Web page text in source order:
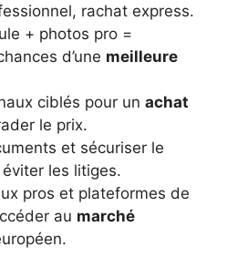
rachat express.
+ photos pro =
d’une meilleure
ciblés pour un achat
le prix.
et sécuriser le
les litiges.
pros et plateformes de
au marché